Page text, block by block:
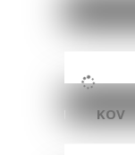
KOV